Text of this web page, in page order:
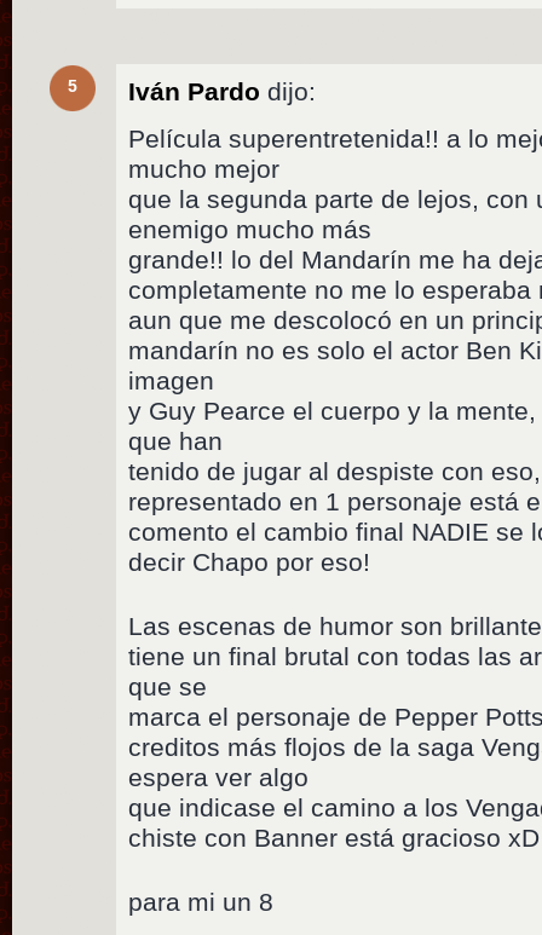
5 Iván Pardo dijo:
Película superentretenida!! a lo
mucho mejor
que la segunda parte de lejos, con
enemigo mucho más
grande!! lo del Mandarín me ha
completamente no me lo esperaba
aun que me descolocó en un
mandarín no es solo el actor Ben
imagen
y Guy Pearce el cuerpo y la
que han
tenido de jugar al despiste con
representado en 1 personaje está
comento el cambio final NADIE se
decir Chapo por eso!
Las escenas de humor son
tiene un final brutal con todas las
que se
marca el personaje de Pepper
creditos más flojos de la saga
espera ver algo
que indicase el camino a los
chiste con Banner está gracioso xD
para mi un 8